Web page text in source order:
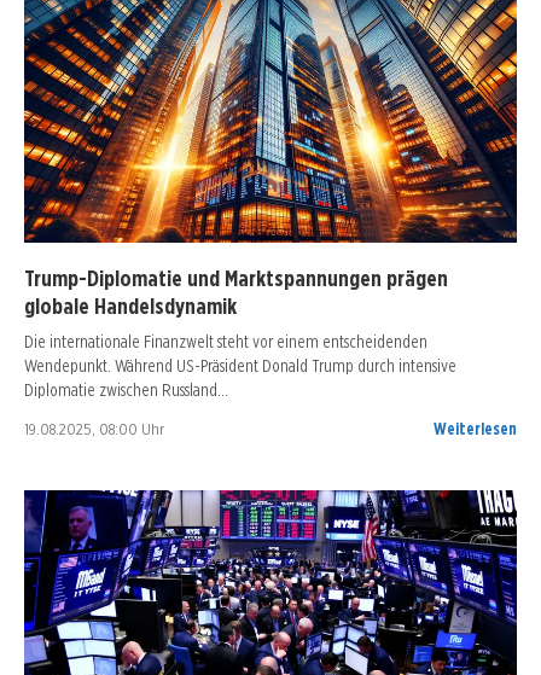
Trump-Diplomatie und Marktspannungen prägen
globale Handelsdynamik
Die internationale Finanzwelt steht vor einem entscheidenden
Wendepunkt. Während US-Präsident Donald Trump durch intensive
Diplomatie zwischen Russland…
19.08.2025, 08:00 Uhr Weiterlesen